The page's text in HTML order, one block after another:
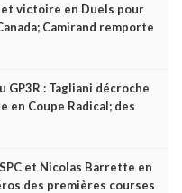
et victoire en Duels pour
Camirand remporte
GP3R : Tagliani décroche
en Coupe Radical; des
et Nicolas Barrette en
des premières courses